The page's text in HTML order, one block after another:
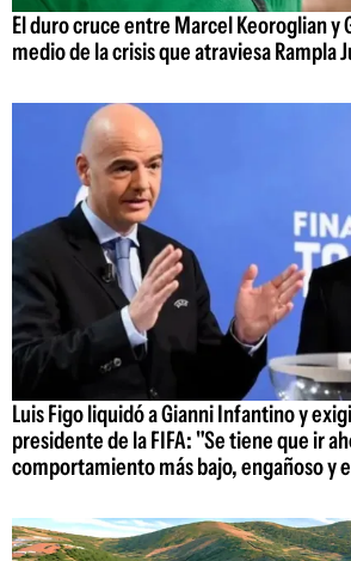
El duro cruce entre Marcel Keoroglian y
medio de la crisis que atraviesa Rampla
Luis Figo liquidó a Gianni Infantino y
presidente de la FIFA: "Se tiene que ir
comportamiento más bajo, engañoso y